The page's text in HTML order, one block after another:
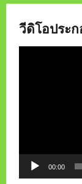
วีดิโอประ
00:00